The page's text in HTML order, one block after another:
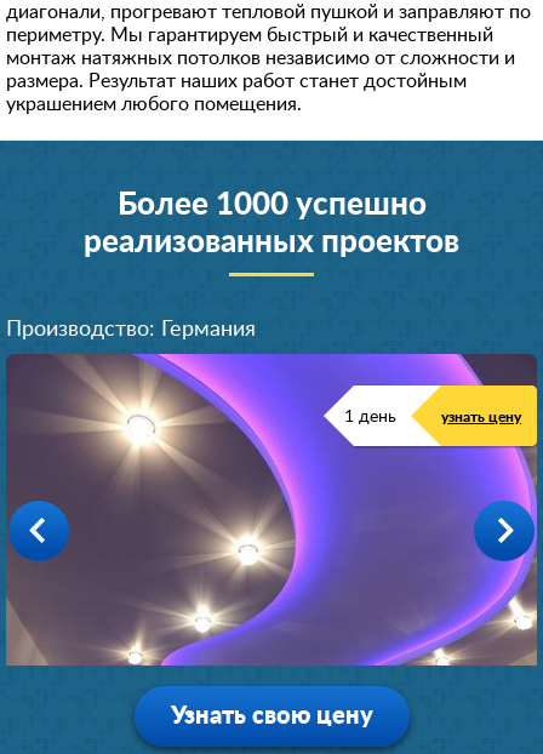
диагонали, прогревают тепловой пушкой и заправляют по
периметру. Мы гарантируем быстрый и качественный
монтаж натяжных потолков независимо от сложности и
размера. Результат наших работ станет достойным
украшением любого помещения.
Более 1000 успешно
реализованных проектов
Производство: Германия
1 день узнать цену
Производство: Германия
узнать цену
Производство: Германия
узнать цену
Производство: Германия
узнать цену
Производство: Германия
узнать цену
Производство: Германия
узнать цену
Производство: Германия
узнать цену
Производство: Германия
узнать цену
Узнать свою цену